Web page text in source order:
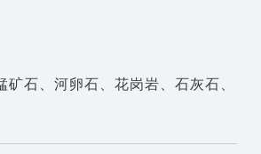
石、河卵石、花岗岩、石灰石、